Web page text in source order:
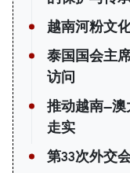
越南河粉文
泰国国会主
访问
推动越南—
走实
第33次外交